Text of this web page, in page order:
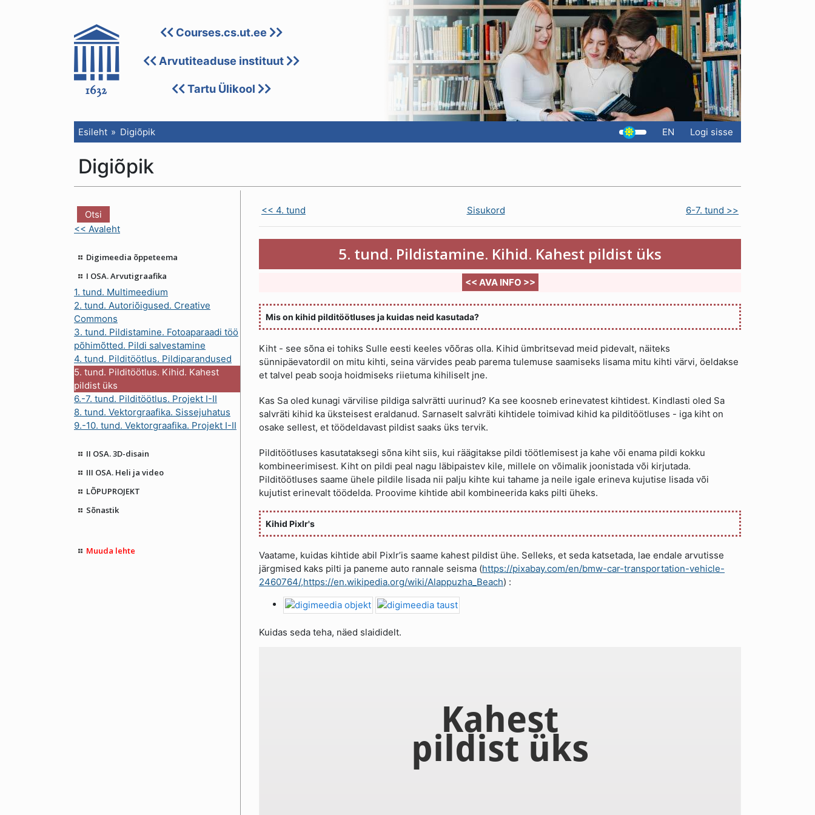
Courses.cs.ut.ee
Arvutiteaduse instituut
Tartu Ülikool
Esileht Digiõpik EN Logi sisse
Digiõpik
<< Avaleht
Digimeedia õppeteema
I OSA. Arvutigraafika
1. tund. Multimeedium
2. tund. Autoriõigused. Creative
Commons
3. tund. Pildistamine. Fotoaparaadi töö
põhimõtted. Pildi salvestamine
4. tund. Pilditöötlus. Pildiparandused
5. tund. Pilditöötlus. Kihid. Kahest
pildist üks
6.-7. tund. Pilditöötlus. Projekt I-II
8. tund. Vektorgraafika. Sissejuhatus
9.-10. tund. Vektorgraafika. Projekt I-II
II OSA. 3D-disain
III OSA. Heli ja video
LÕPUPROJEKT
Sõnastik
Muuda lehte
<< 4. tund Sisukord 6-7. tund >>
5. tund. Pildistamine. Kihid. Kahest pildist üks
<< AVA INFO >>
Mis on kihid pilditöötluses ja kuidas neid kasutada?
Kiht - see sõna ei tohiks Sulle eesti keeles võõras olla. Kihid ümbritsevad meid pidevalt, näiteks
sünnipäevatordil on mitu kihti, seina värvides peab parema tulemuse saamiseks lisama mitu kihti värvi, öeldakse
et talvel peab sooja hoidmiseks riietuma kihiliselt jne.
Kas Sa oled kunagi värvilise pildiga salvrätti uurinud? Ka see koosneb erinevatest kihtidest. Kindlasti oled Sa
salvräti kihid ka üksteisest eraldanud. Sarnaselt salvräti kihtidele toimivad kihid ka pilditöötluses - iga kiht on
osake sellest, et töödeldavast pildist saaks üks tervik.
Pilditöötluses kasutataksegi sõna kiht siis, kui räägitakse pildi töötlemisest ja kahe või enama pildi kokku
kombineerimisest. Kiht on pildi peal nagu läbipaistev kile, millele on võimalik joonistada või kirjutada.
Pilditöötluses saame ühele pildile lisada nii palju kihte kui tahame ja neile igale erineva kujutise lisada või
kujutist erinevalt töödelda. Proovime kihtide abil kombineerida kaks pilti üheks.
Kihid Pixlr's
Vaatame, kuidas kihtide abil Pixlr’is saame kahest pildist ühe. Selleks, et seda katsetada, lae endale arvutisse
järgmised kaks pilti ja paneme auto rannale seisma (https://pixabay.com/en/bmw-car-transportation-vehicle-
2460764/,https://en.wikipedia.org/wiki/Alappuzha_Beach) :
Kuidas seda teha, näed slaididelt.